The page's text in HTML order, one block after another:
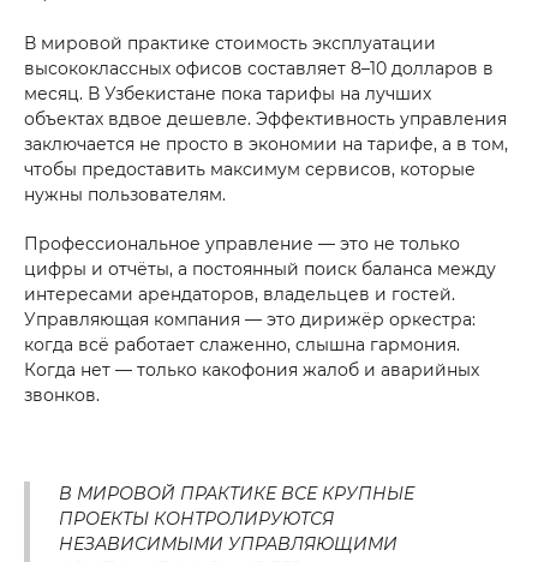
В мировой практике стоимость эксплуатации
высококлассных офисов составляет 8–10 долларов в
месяц. В Узбекистане пока тарифы на лучших
объектах вдвое дешевле. Эффективность управления
заключается не просто в экономии на тарифе, а в том,
чтобы предоставить максимум сервисов, которые
нужны пользователям.
Профессиональное управление — это не только
цифры и отчёты, а постоянный поиск баланса между
интересами арендаторов, владельцев и гостей.
Управляющая компания — это дирижёр оркестра:
когда всё работает слаженно, слышна гармония.
Когда нет — только какофония жалоб и аварийных
звонков.
В МИРОВОЙ ПРАКТИКЕ ВСЕ КРУПНЫЕ
ПРОЕКТЫ КОНТРОЛИРУЮТСЯ
НЕЗАВИСИМЫМИ УПРАВЛЯЮЩИМИ